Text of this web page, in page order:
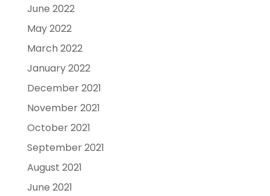
June 2022
May 2022
March 2022
January 2022
December 2021
November 2021
October 2021
September 2021
August 2021
June 2021